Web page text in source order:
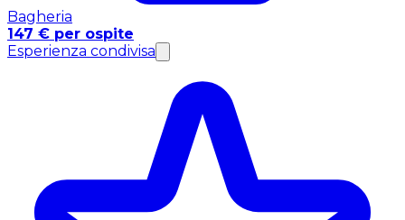
Bagheria
147 € per ospite
Esperienza condivisa